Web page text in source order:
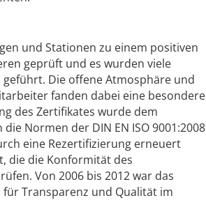
und Stationen zu einem positiven
geprüft und es wurden viele
Die offene Atmosphäre und
fanden dabei eine besondere
des Zertifikates wurde dem
Normen der DIN EN ISO 9001:2008
eine Rezertifizierung erneuert
die die Konformität des
Von 2006 bis 2012 war das
Transparenz und Qualität im